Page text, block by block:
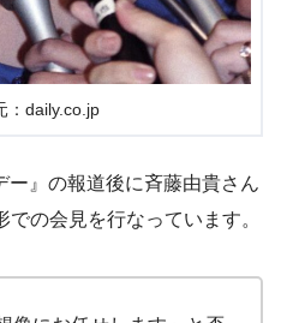
：daily.co.jp
ー』の報道後に斉藤由貴さん
の会見を行なっています。